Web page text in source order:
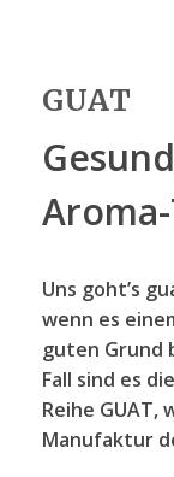
GUAT
G
Aroma-
Uns goht’s
wenn es
guten Grund
Fall sind es
Reihe GUAT,
Manufaktur